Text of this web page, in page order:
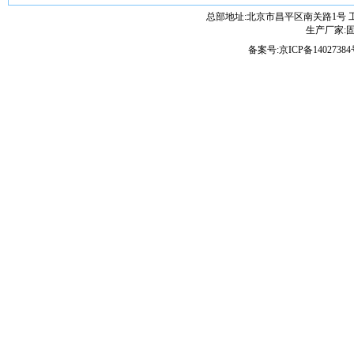
总部地址:北京市昌平区南关路1号
生产厂家:
备案号:京ICP备